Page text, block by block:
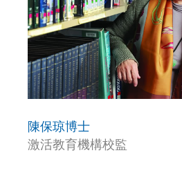
陳保琼博士
激活教育機構校監